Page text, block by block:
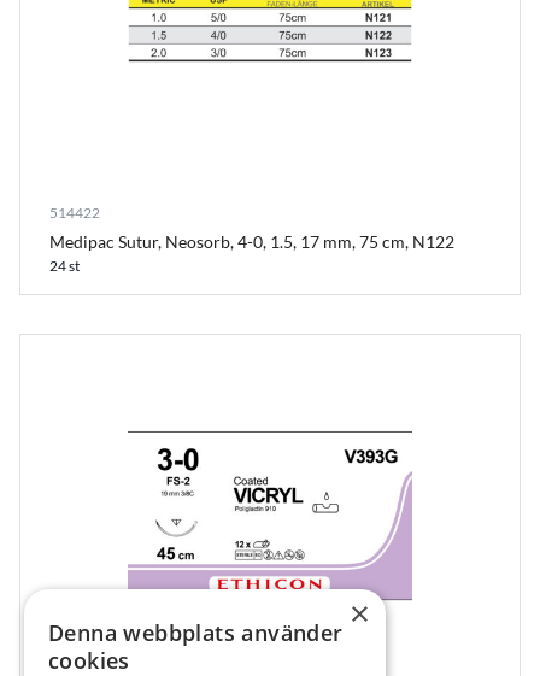
514422
Medipac Sutur, Neosorb, 4-0, 1.5, 17 mm, 75 cm, N122
24 st
×
Denna webbplats använder
cookies